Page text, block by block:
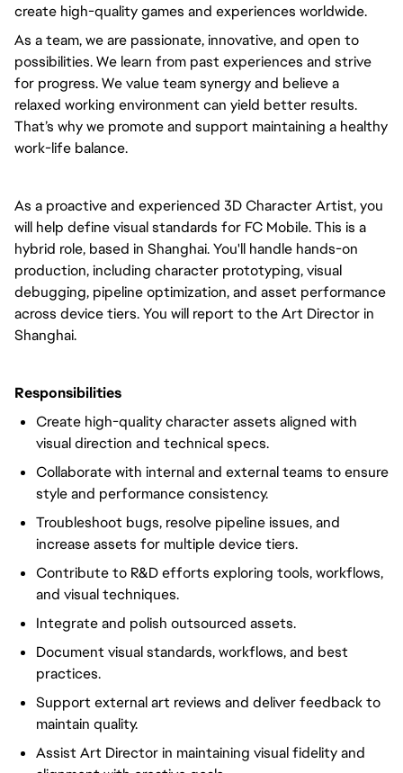
create high-quality games and experiences worldwide.
As a team, we are passionate, innovative, and open to
possibilities. We learn from past experiences and strive
for progress. We value team synergy and believe a
relaxed working environment can yield better results.
That’s why we promote and support maintaining a healthy
work-life balance.
As a proactive and experienced 3D Character Artist, you
will help define visual standards for FC Mobile. This is a
hybrid role, based in Shanghai.You'll handle hands-on
production, including character prototyping, visual
debugging, pipeline optimization, and asset performance
across device tiers. You will report to the Art Directorin
Shanghai.
Responsibilities
Create high-quality character assets aligned with
visual direction and technical specs.
Collaborate with internal and external teams to ensure
style and performance consistency.
Troubleshoot bugs, resolve pipeline issues, and
increase assets for multiple device tiers.
Contribute to R&D efforts exploring tools, workflows,
and visual techniques.
Integrate and polish outsourced assets.
Document visual standards, workflows, and best
practices.
Support external art reviews and deliver feedback to
maintain quality.
Assist Art Director in maintaining visual fidelity and